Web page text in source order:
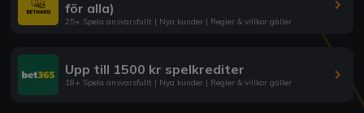
för alla)
25+ Spela ansvarsfullt | Nya kunder | Regler & villkor gäller
Upp till 1500 kr spelkrediter
18+ Spela ansvarsfullt | Nya kunder | Regler & villkor gäller